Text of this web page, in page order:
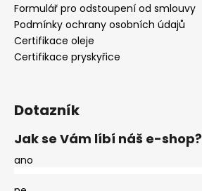
Formulář pro odstoupení od smlouvy
Podmínky ochrany osobních údajů
Certifikace oleje
Certifikace pryskyřice
Dotazník
Jak se Vám líbí náš e-shop?
ano